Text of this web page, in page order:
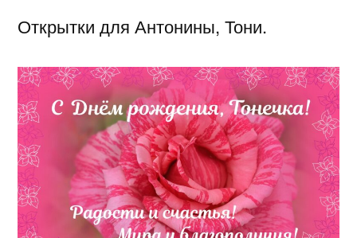
Открытки для Антонины, Тони.